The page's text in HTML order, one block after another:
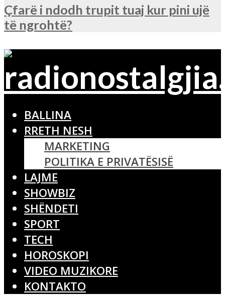
Çfarë i ndodh trupit tuaj kur pini ujë
të ngrohtë?
BALLINA
RRETH NESH
MARKETING
POLITIKA E PRIVATËSISË
LAJME
SHOWBIZ
SHËNDETI
SPORT
TECH
HOROSKOPI
VIDEO MUZIKORE
KONTAKTO